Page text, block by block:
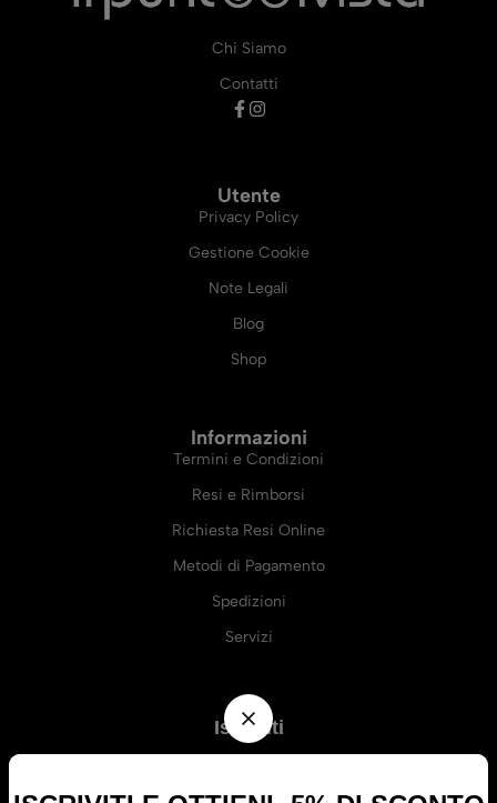
Chi Siamo
Contatti
Utente
Privacy Policy
Gestione Cookie
Note Legali
Blog
Shop
Informazioni
Termini e Condizioni
Resi e Rimborsi
Richiesta Resi Online
Metodi di Pagamento
Spedizioni
Servizi
Iscriviti